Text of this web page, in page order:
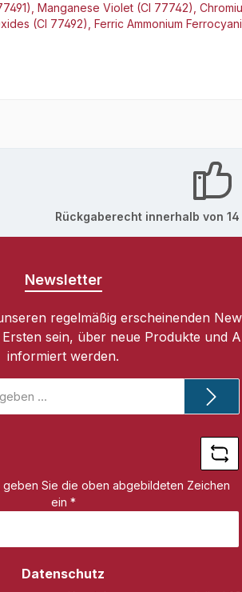
Manganese Violet (CI 77742),
(CI 77492), Ferric Ammonium
Rückgaberecht innerhalb von
Newsletter
regelmäßig erscheinenden
sein, über neue Produkte und
informiert werden.
geben Sie die oben abgebildeten Zeichen
ein *
Datenschutz